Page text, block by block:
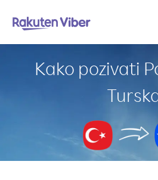
Kako pozivati